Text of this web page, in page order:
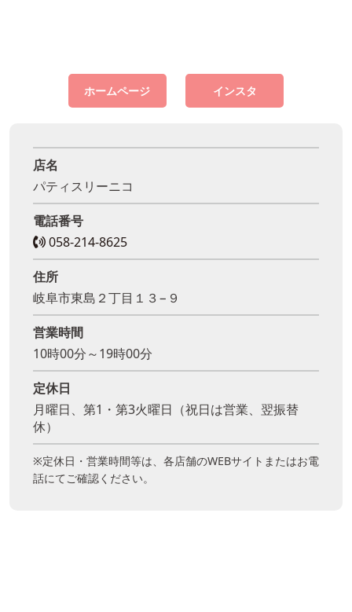
ホームページ インスタ
店名
パティスリーニコ
電話番号
058-214-8625
住所
岐阜市東島２丁目１３−９
営業時間
10時00分～19時00分
定休日
月曜日、第1・第3火曜日（祝日は営業、翌振替
休）
※定休日・営業時間等は、各店舗のWEBサイトまたはお電
話にてご確認ください。